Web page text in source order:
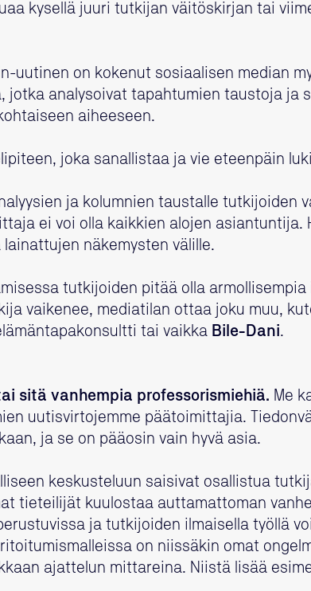
kysellä juuri tutkijan väitöskirjan tai
uutinen on kokenut sosiaalisen median
jotka analysoivat tapahtumien taustoja ja
aiheeseen.
joka sanallistaa ja vie eteenpäin
ja kolumnien taustalle tutkijoiden
ei voi olla kaikkien alojen asiantuntija.
näkemysten välille.
tutkijoiden pitää olla
vaikenee, mediatilan ottaa joku muu,
tai vaikka Bile-Dani.
sitä vanhempia professorismiehiä. Me
uutisvirtojemme päätoimittajia.
ja se on pääosin vain hyvä asia.
keskusteluun saisivat osallistua
tieteilijät kuulostaa auttamattoman
ja tutkijoiden ilmaisella työllä
on niissäkin omat
ajattelun mittareina. Niistä lisää